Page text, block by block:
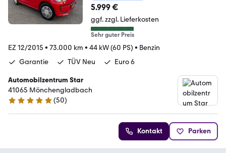
5.999 €
ggf. zzgl. Lieferkosten
Sehr guter Preis
EZ 12/2015 • 73.000 km • 44 kW (60 PS) • Benzin
Garantie
TÜV Neu Euro 6
Automobilzentrum Star
41065 Mönchengladbach
4.9 Sterne
(50)
Kontakt Parken